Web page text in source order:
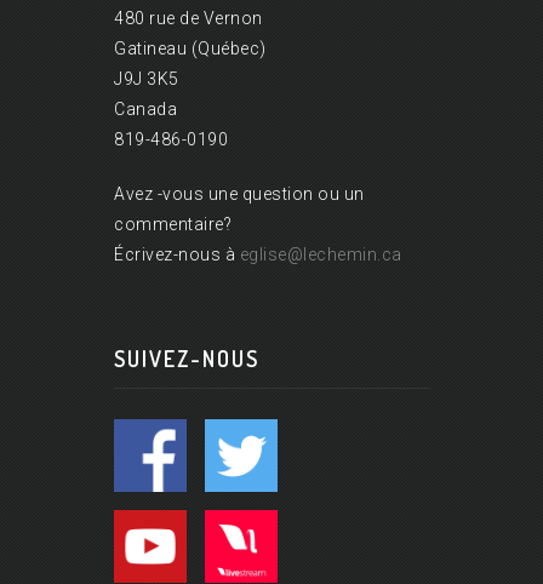
480 rue de Vernon
Gatineau (Québec)
J9J 3K5
Canada
819-486-0190
Avez -vous une question ou un
commentaire?
Écrivez-nous à eglise@lechemin.ca
SUIVEZ-NOUS